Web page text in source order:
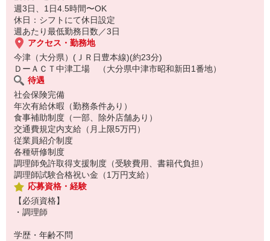
週3日、1日4.5時間〜OK
休日：シフトにて休日設定
週あたり最低勤務日数／3日
アクセス・勤務地
今津（大分県）(ＪＲ日豊本線)(約23分)
ＤーＡＣＴ中津工場 （大分県中津市昭和新田1番地）
待遇
社会保険完備
年次有給休暇（勤務条件あり）
食事補助制度（一部、除外店舗あり）
交通費規定内支給（月上限5万円）
従業員紹介制度
各種研修制度
調理師免許取得支援制度（受験費用、書籍代負担）
調理師試験合格祝い金（1万円支給）
応募資格・経験
【必須資格】
・調理師
学歴・年齢不問